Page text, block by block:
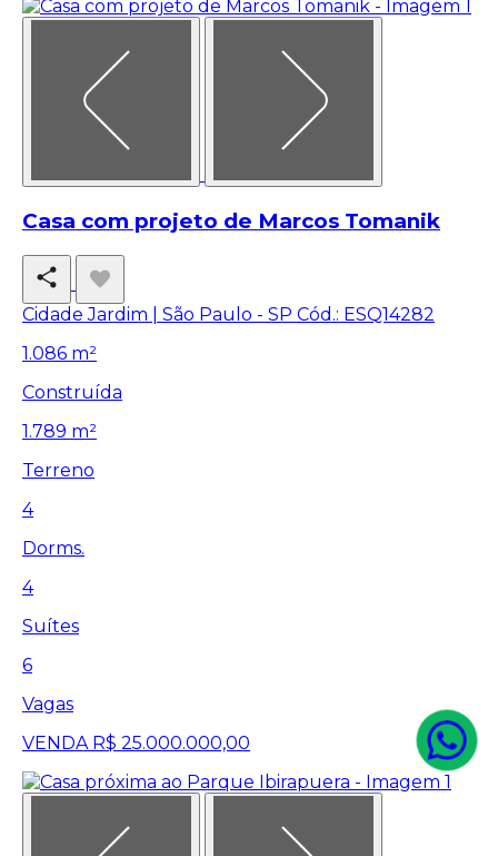
Casa com projeto de Marcos Tomanik
Cidade Jardim | São Paulo - SP Cód.: ESQ14282
1.086 m²
Construída
1.789 m²
Terreno
4
Dorms.
4
Suítes
6
Vagas
VENDA R$ 25.000.000,00